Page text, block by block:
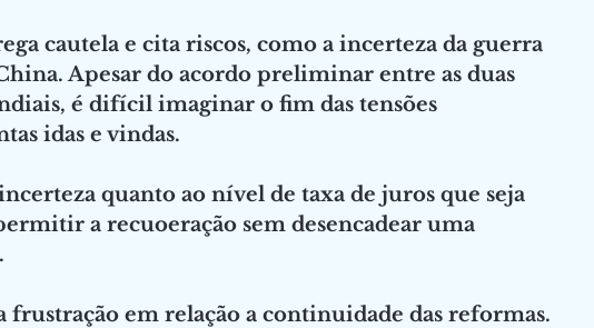
cautela e cita riscos, como a incerteza da guerra
Apesar do acordo preliminar entre as duas
é difícil imaginar o fim das tensões
idas e vindas.
quanto ao nível de taxa de juros que seja
a recuoeração sem desencadear uma
em relação a continuidade das reformas.